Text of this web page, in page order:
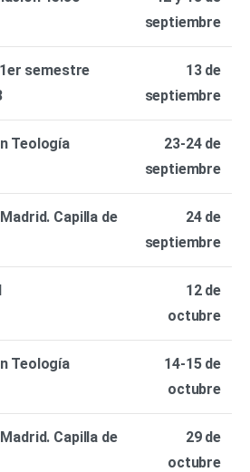
septiembre
semestre
13 de
septiembre
Teología
23-24 de
septiembre
Capilla de
24 de
septiembre
12 de
octubre
Teología
14-15 de
octubre
Capilla de
29 de
octubre